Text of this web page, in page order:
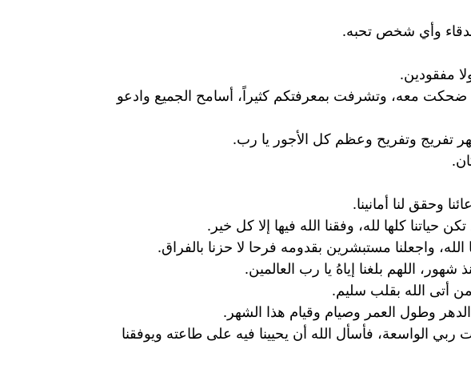
وأي شخص تحبه.
مفقودين.
شخص ضحكت معه، وتشرفت بمعرفتكم كثيراً، أسامح الجميع وادعو
تفريج وتفريح وعظم كل الأجور يا رب.
وحقق لنا أمانينا.
حياتنا كلها لله، وفقنا الله فيها إلا كل خير.
واجعلنا مستبشرين بقدومه فرحا لا حزنا بالفراق.
اللهم بلغنا إياهُ يا رب العالمين.
أتى الله بقلب سليم.
وطول العمر وصيام وقيام هذا الشهر.
الواسعة، فأسأل الله أن يحيينا فيه على طاعته ويوفقنا